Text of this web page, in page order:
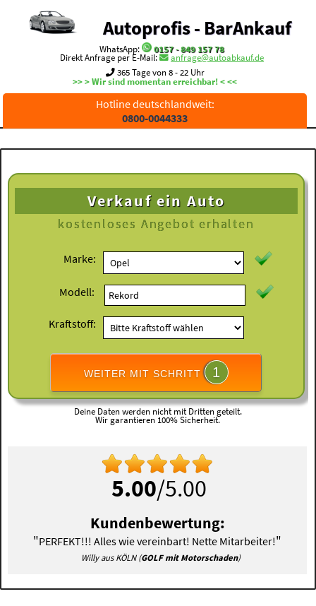
Autoprofis - BarAnkauf
WhatsApp:
0157 - 849 157 78
Direkt Anfrage per E-Mail:
anfrage@autoabkauf.de
365 Tage von 8 - 22 Uhr
>> > Wir sind momentan erreichbar! < <<
Hotline deutschlandweit:
0800-0044333
Verkauf ein Auto
kostenloses Angebot erhalten
Marke:
Modell:
Kraftstoff:
WEITER MIT SCHRITT 1
Deine Daten werden nicht mit Dritten geteilt.
Wir garantieren 100% Sicherheit.
5.00/5.00
Kundenbewertung:
"PERFEKT!!! Alles wie vereinbart! Nette Mitarbeiter!"
Willy aus KÖLN (GOLF mit Motorschaden)